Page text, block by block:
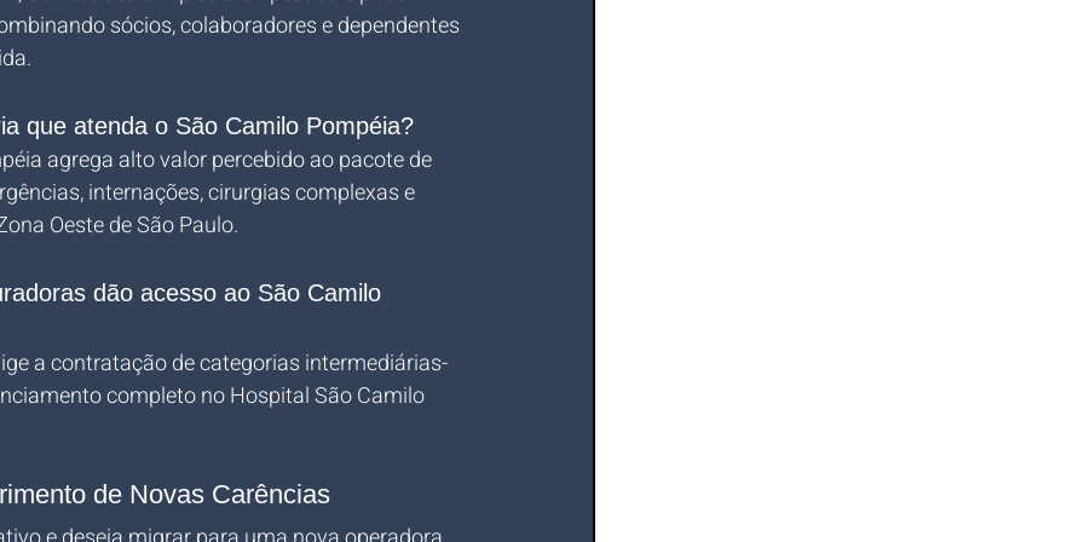
sócios, colaboradores e dependentes
que atenda o São Camilo Pompéia?
agrega alto valor percebido ao pacote de
internações, cirurgias complexas e
Oeste de São Paulo.
dão acesso ao São Camilo
a contratação de categorias intermediárias-
completo no Hospital São Camilo
de Novas Carências